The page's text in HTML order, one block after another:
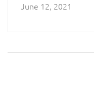
June 12, 2021